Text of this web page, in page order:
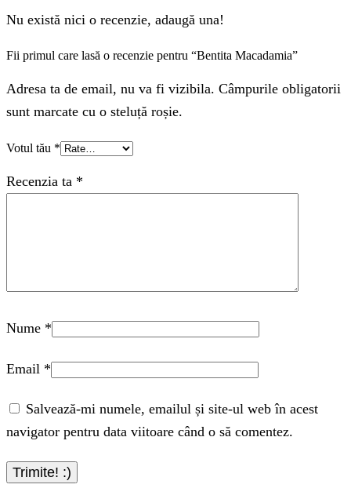
Nu există nici o recenzie, adaugă una!
Fii primul care lasă o recenzie pentru “Bentita Macadamia”
Adresa ta de email, nu va fi vizibila. Câmpurile obligatorii
sunt marcate cu o steluță roșie.
Votul tău *
Recenzia ta *
Nume *
Email *
Salvează-mi numele, emailul și site-ul web în acest
navigator pentru data viitoare când o să comentez.